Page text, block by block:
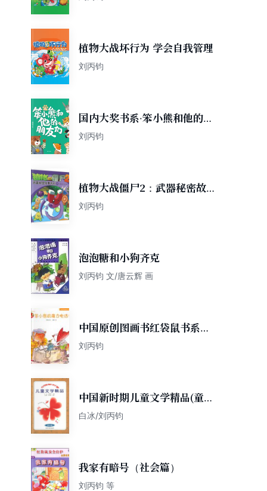
植物大战坏行为 学会自我管理
刘丙钧
国内大奖书系·笨小熊和他的朋
友们
刘丙钧
植物大战僵尸2：武器秘密故
事系列11
刘丙钧
泡泡糖和小狗齐克
刘丙钧 文/唐云辉 画
中国原创图画书红袋鼠书系：
笨小熊的魔力电话
刘丙钧
中国新时期儿童文学精品(童话
卷)
白冰/刘丙钧
我家有暗号（社会篇）
刘丙钧 等